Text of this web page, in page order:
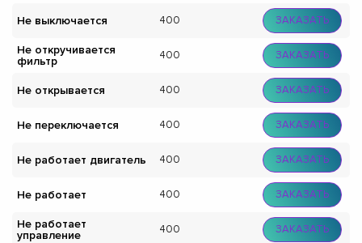
Не выключается 400 ЗАКАЗАТЬ
Не откручивается
фильтр
400 ЗАКАЗАТЬ
Не открывается 400 ЗАКАЗАТЬ
Не переключается 400 ЗАКАЗАТЬ
Не работает двигатель 400 ЗАКАЗАТЬ
Не работает 400 ЗАКАЗАТЬ
Не работает
управление
400 ЗАКАЗАТЬ